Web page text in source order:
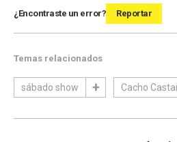
¿Encontraste un error? Reportar
Temas relacionados
sábado show Cacho